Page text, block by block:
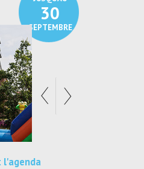
30
SEPTEMBRE
l'agenda